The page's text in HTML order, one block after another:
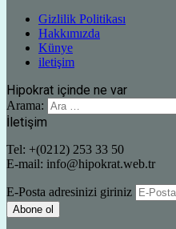
Gizlilik Politikası
Hakkımızda
Künye
iletişim
Hipokrat içinde ne var
Arama:
İletişim
Tel: +(0212) 253 33 50
E-mail: info@hipokrat.web.tr
E-Posta adresinizi giriniz